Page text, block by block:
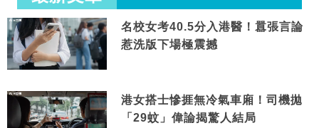
名校女考40.5分入港醫！囂張言論
惹洗版下場極震撼
港女搭士慘捱無冷氣車廂！司機拋
「29蚊」偉論揭驚人結局